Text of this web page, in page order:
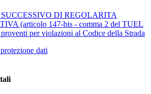
DI REGOLARITA
(articolo 147-bis - comma 2 del TUEL
per violazioni al Codice della Strada
dati